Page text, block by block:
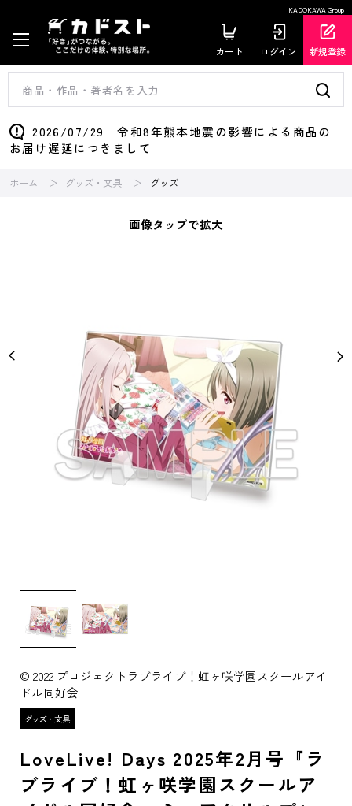
KADOKAWA Group
カート ログイン 新規登録
2026/07/29 令和8年熊本地震の影響による商品の
お届け遅延につきまして
ホーム グッズ・文具 グッズ
画像タップで拡大
© 2022 プロジェクトラブライブ！虹ヶ咲学園スクールアイ
ドル同好会
LoveLive! Days 2025年2月号『ラ
ブライブ！虹ヶ咲学園スクールア